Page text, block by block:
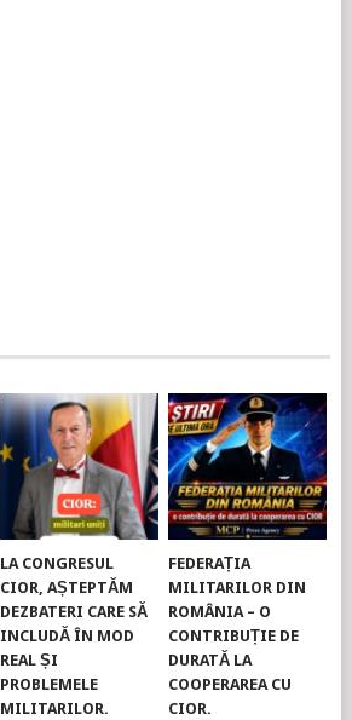
LA CONGRESUL
CIOR, AȘTEPTĂM
DEZBATERI CARE SĂ
INCLUDĂ ÎN MOD
REAL ȘI
PROBLEMELE
MILITARILOR.
FEDERAȚIA
MILITARILOR DIN
ROMÂNIA – O
CONTRIBUȚIE DE
DURATĂ LA
COOPERAREA CU
CIOR.